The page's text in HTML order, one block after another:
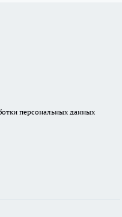
персональных данных